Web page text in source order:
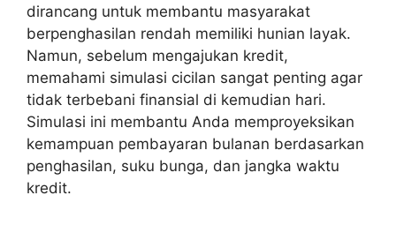
dirancang untuk membantu masyarakat
berpenghasilan rendah memiliki hunian layak.
Namun, sebelum mengajukan kredit,
memahami simulasi cicilan sangat penting agar
tidak terbebani finansial di kemudian hari.
Simulasi ini membantu Anda memproyeksikan
kemampuan pembayaran bulanan berdasarkan
penghasilan, suku bunga, dan jangka waktu
kredit.